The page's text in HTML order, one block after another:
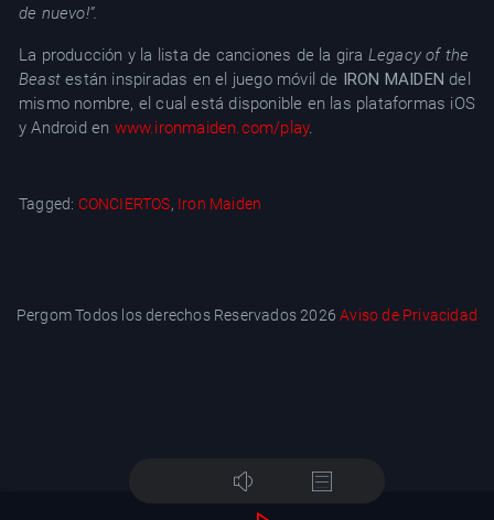
de nuevo!”.
La producción y la lista de canciones de la gira Legacy of the
Beast están inspiradas en el juego móvil de IRON MAIDEN del
mismo nombre, el cual está disponible en las plataformas iOS
y Android en www.ironmaiden.com/play.
Tagged: CONCIERTOS, Iron Maiden
Pergom Todos los derechos Reservados 2026Aviso de Privacidad